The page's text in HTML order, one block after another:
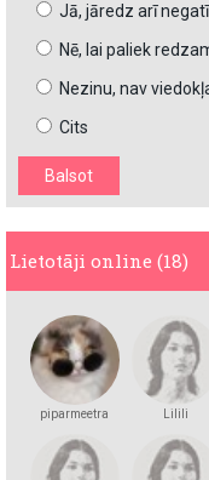
Jā, jāredz arī
Nē, lai paliek
Nezinu, nav
Cits
Lietotāji online (18)
piparmeetra Lilili